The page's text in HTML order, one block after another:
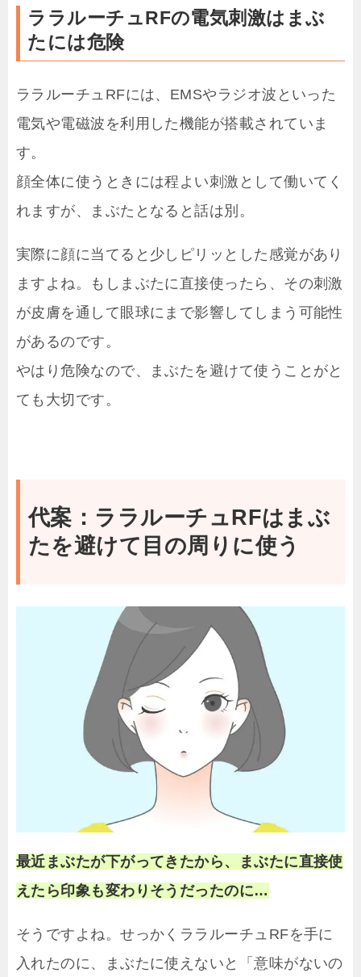
ララルーチュRFの電気刺激はまぶ
たには危険
ララルーチュRFには、EMSやラジオ波といった
電気や電磁波を利用した機能が搭載されていま
す。
顔全体に使うときには程よい刺激として働いてく
れますが、まぶたとなると話は別。
実際に顔に当てると少しピリッとした感覚があり
ますよね。もしまぶたに直接使ったら、その刺激
が皮膚を通して眼球にまで影響してしまう可能性
があるのです。
やはり危険なので、まぶたを避けて使うことがと
ても大切です。
代案：ララルーチュRFはまぶ
たを避けて目の周りに使う
最近まぶたが下がってきたから、まぶたに直接使
えたら印象も変わりそうだったのに…
そうですよね。せっかくララルーチュRFを手に
入れたのに、まぶたに使えないと「意味がないの